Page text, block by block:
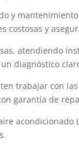
y
costosas y
atendiendo
diagnóstico
trabajar con
garantía de